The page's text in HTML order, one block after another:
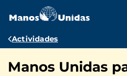
contenido
Ruta
navegación
Actividades
Manos Unidas